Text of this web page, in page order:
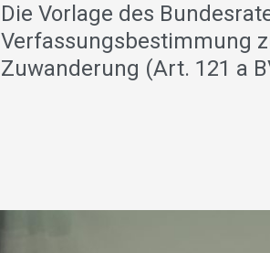
Die Vorlage des
Verfassungsbestimmung
Zuwanderung (Art. 121 a